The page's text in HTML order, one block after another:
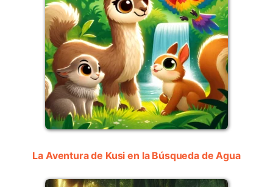
La Aventura de Kusi en la Búsqueda de Agua